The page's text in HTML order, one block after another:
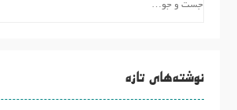
نوشته‌های تازه